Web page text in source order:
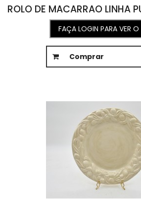
FAÇA LOGIN PARA VER O
Comprar